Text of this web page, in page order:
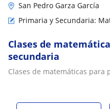
San Pedro Garza García
Primaria y Secundaria:
Clases de
secundaria
Clases de matemáticas para